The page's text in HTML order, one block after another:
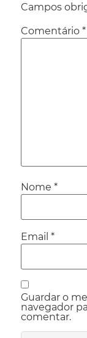
Campos
Comentário *
Nome *
Email *
Guardar o
navegador
comentar.